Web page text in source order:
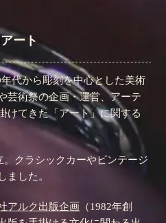
ート
年代から彫刻を中心とした美術
芸術祭の企画・運営、アーテ
けてきた「アート」に関する
。クラシックカーやビンテージ
ました。
アルク出版企画 （1982年創